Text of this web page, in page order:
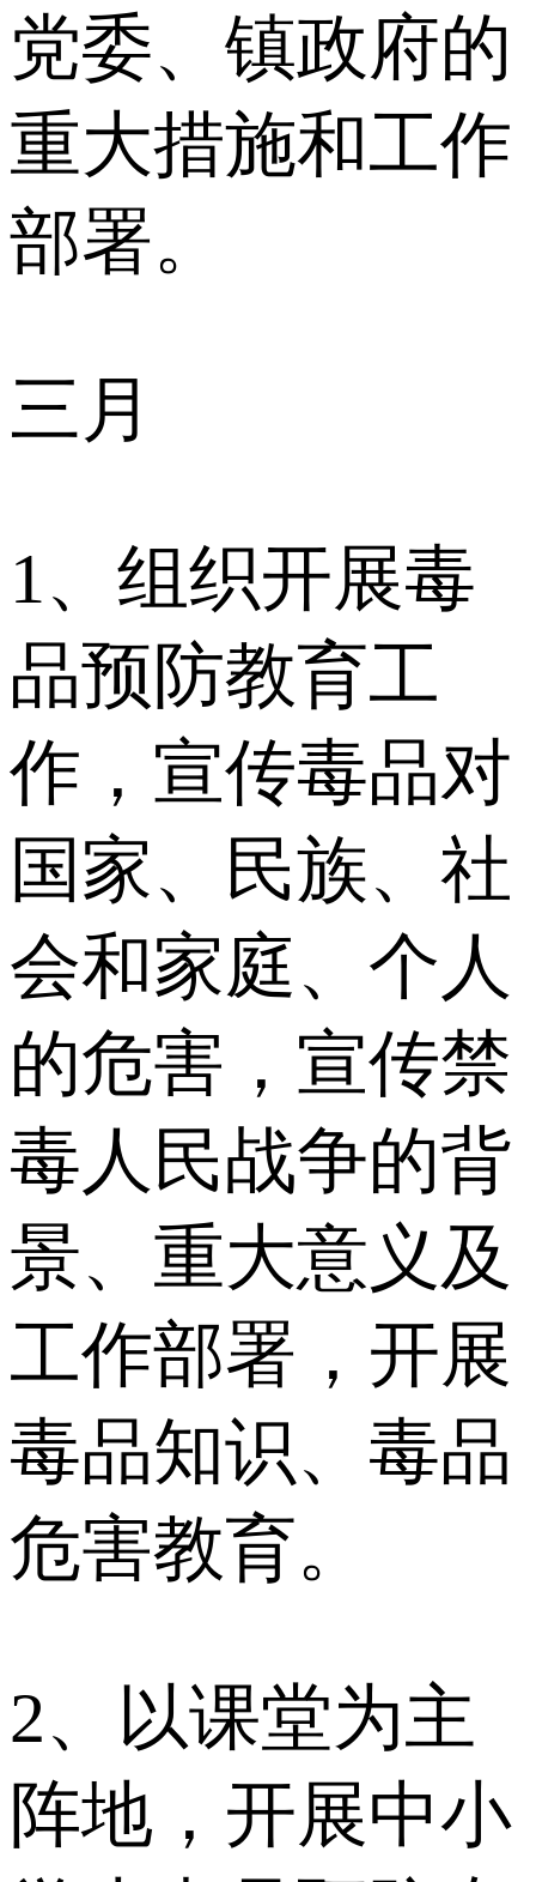
党委、镇政府的
重大措施和工作
部署。
三月
1、组织开展毒
品预防教育工
作，宣传毒品对
国家、民族、社
会和家庭、个人
的危害，宣传禁
毒人民战争的背
景、重大意义及
工作部署，开展
毒品知识、毒品
危害教育。
2、以课堂为主
阵地，开展中小